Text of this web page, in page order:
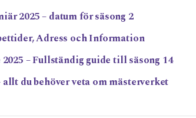
2025 – datum för säsong 2
Adress och Information
– Fullständig guide till säsong 14
du behöver veta om mästerverket